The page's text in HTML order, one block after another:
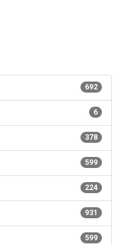
692
6
378
599
224
931
599